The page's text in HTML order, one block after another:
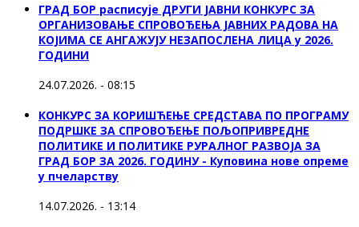
ГРАД БОР расписује ДРУГИ ЈАВНИ КОНКУРС ЗА
ОРГАНИЗОВАЊЕ СПРОВОЂЕЊА ЈАВНИХ РАДОВА НА
КОЈИМА СЕ АНГАЖУЈУ НЕЗАПОСЛЕНА ЛИЦА у 2026.
ГОДИНИ
24.07.2026. - 08:15
КОНКУРС ЗА КОРИШЋЕЊЕ СРЕДСТАВА ПО ПРОГРАМУ
ПОДРШКЕ ЗА СПРОВОЂЕЊЕ ПОЉОПРИВРЕДНЕ
ПОЛИТИКЕ И ПОЛИТИКЕ РУРАЛНОГ РАЗВОЈА ЗА
ГРАД БОР ЗА 2026. ГОДИНУ - Куповина нове опреме
у пчеларству
14.07.2026. - 13:14